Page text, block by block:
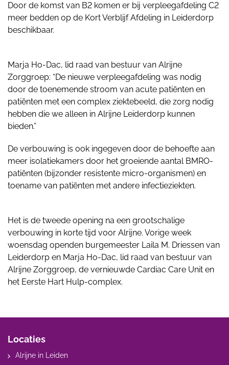
Door de komst van B2 komen er bij verpleegafdeling C2
meer bedden op de Kort Verblijf Afdeling in Leiderdorp
beschikbaar.
Marja Ho-Dac, lid raad van bestuur van Alrijne
Zorggroep: “De nieuwe verpleegafdeling was nodig
door de toenemende stroom van acute patiënten en
patiënten met een complex ziektebeeld, die zorg nodig
hebben die we alleen in Alrijne Leiderdorp kunnen
bieden.”
De verbouwing is ook ingegeven door de behoefte aan
meer isolatiekamers door het groeiende aantal BMRO-
patiënten (bijzonder resistente micro-organismen) en
toename van patiënten met andere infectieziekten.
Het is de tweede opening na een grootschalige
verbouwing in korte tijd voor Alrijne. Vorige week
woensdag openden burgemeester Laila M. Driessen van
Leiderdorp en Marja Ho-Dac, lid raad van bestuur van
Alrijne Zorggroep, de vernieuwde Cardiac Care Unit en
het Eerste Hart Hulp-complex.
Locaties
Alrijne in Leiden